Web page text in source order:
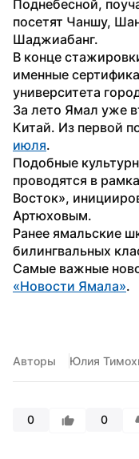
Поднебесной,
посетят Чаншу,
Шаджиабанг.
В конце
именные
университета
За лето Ямал уже
Китай. Из первой
июля.
Подобные
проводятся в
Восток»,
Артюховым.
Ранее ямальские
билингвальных
«Новости Ямала».
Авторы Юлия
0 0